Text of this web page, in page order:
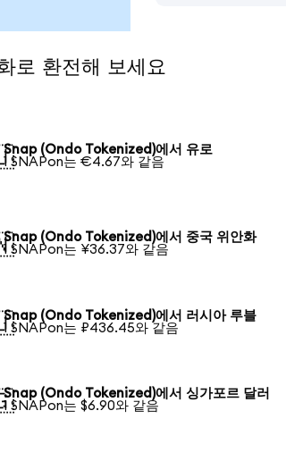
환전해 보세요
Snap (Ondo Tokenized)에서 유로
1 SNAPon는 €4.67와 같음
Snap (Ondo Tokenized)에서 중국 위안화
1 SNAPon는 ¥36.37와 같음
Snap (Ondo Tokenized)에서 러시아 루블
1 SNAPon는 ₽436.45와 같음
Snap (Ondo Tokenized)에서 싱가포르 달러
1 SNAPon는 $6.90와 같음